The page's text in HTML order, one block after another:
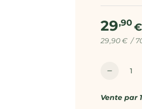
Prix
29,90 €
Prix
29,90€ /
Quantité
Réduire
quantité
Vente par